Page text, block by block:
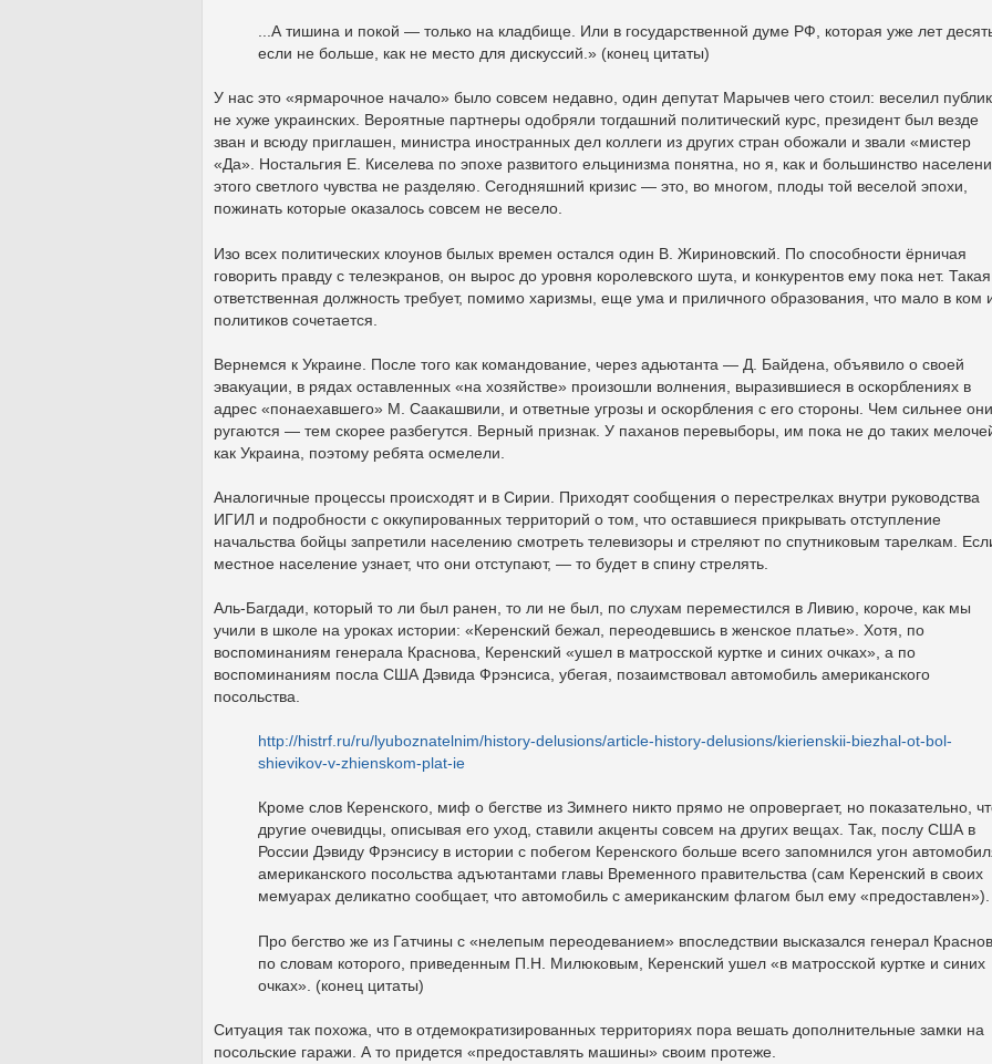
...А тишина и покой — только на кладбище. Или в государственной думе РФ, которая уже лет
если не больше, как не место для дискуссий.» (конец цитаты)
У нас это «ярмарочное начало» было совсем недавно, один депутат Марычев чего стоил: веселил
не хуже украинских. Вероятные партнеры одобряли тогдашний политический курс, президент был везде
зван и всюду приглашен, министра иностранных дел коллеги из других стран обожали и звали «мистер
«Да». Ностальгия Е. Киселева по эпохе развитого ельцинизма понятна, но я, как и большинство
этого светлого чувства не разделяю. Сегодняшний кризис — это, во многом, плоды той веселой эпохи,
пожинать которые оказалось совсем не весело.
Изо всех политических клоунов былых времен остался один В. Жириновский. По способности ёрничая
говорить правду с телеэкранов, он вырос до уровня королевского шута, и конкурентов ему пока нет. Такая
ответственная должность требует, помимо харизмы, еще ума и приличного образования, что мало в ком
политиков сочетается.
Вернемся к Украине. После того как командование, через адьютанта — Д. Байдена, объявило о своей
эвакуации, в рядах оставленных «на хозяйстве» произошли волнения, выразившиеся в оскорблениях в
адрес «понаехавшего» М. Саакашвили, и ответные угрозы и оскорбления с его стороны. Чем сильнее они
ругаются — тем скорее разбегутся. Верный признак. У паханов перевыборы, им пока не до таких
как Украина, поэтому ребята осмелели.
Аналогичные процессы происходят и в Сирии. Приходят сообщения о перестрелках внутри руководства
ИГИЛ и подробности с оккупированных территорий о том, что оставшиеся прикрывать отступление
начальства бойцы запретили населению смотреть телевизоры и стреляют по спутниковым тарелкам.
местное население узнает, что они отступают, — то будет в спину стрелять.
Аль-Багдади, который то ли был ранен, то ли не был, по слухам переместился в Ливию, короче, как мы
учили в школе на уроках истории: «Керенский бежал, переодевшись в женское платье». Хотя, по
воспоминаниям генерала Краснова, Керенский «ушел в матросской куртке и синих очках», а по
воспоминаниям посла США Дэвида Фрэнсиса, убегая, позаимствовал автомобиль американского
посольства.
http://histrf.ru/ru/lyuboznatelnim/history-delusions/article-history-delusions/kierienskii-biezhal-ot-bol-
shievikov-v-zhienskom-plat-ie
Кроме слов Керенского, миф о бегстве из Зимнего никто прямо не опровергает, но показательно,
другие очевидцы, описывая его уход, ставили акценты совсем на других вещах. Так, послу США в
России Дэвиду Фрэнсису в истории с побегом Керенского больше всего запомнился угон
американского посольства адъютантами главы Временного правительства (сам Керенский в своих
мемуарах деликатно сообщает, что автомобиль с американским флагом был ему «предоставлен»).
Про бегство же из Гатчины с «нелепым переодеванием» впоследствии высказался генерал Краснов,
по словам которого, приведенным П.Н. Милюковым, Керенский ушел «в матросской куртке и синих
очках». (конец цитаты)
Ситуация так похожа, что в отдемократизированных территориях пора вешать дополнительные замки на
посольские гаражи. А то придется «предоставлять машины» своим протеже.